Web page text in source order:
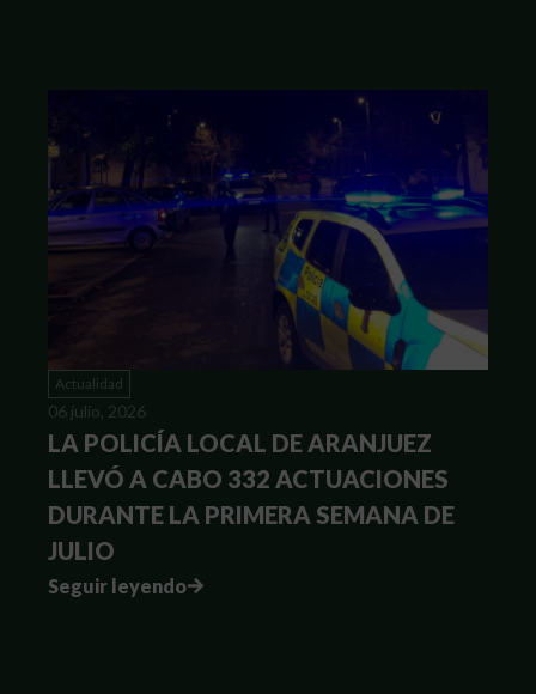
Actualidad
06 julio, 2026
LA POLICÍA LOCAL DE ARANJUEZ
LLEVÓ A CABO 332 ACTUACIONES
DURANTE LA PRIMERA SEMANA DE
JULIO
Seguir leyendo